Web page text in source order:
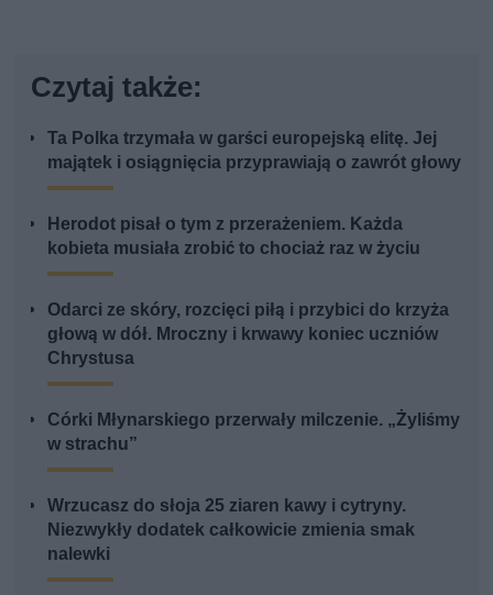
Czytaj także:
Ta Polka trzymała w garści europejską elitę. Jej
majątek i osiągnięcia przyprawiają o zawrót głowy
Herodot pisał o tym z przerażeniem. Każda
kobieta musiała zrobić to chociaż raz w życiu
Odarci ze skóry, rozcięci piłą i przybici do krzyża
głową w dół. Mroczny i krwawy koniec uczniów
Chrystusa
Córki Młynarskiego przerwały milczenie. „Żyliśmy
w strachu”
Wrzucasz do słoja 25 ziaren kawy i cytryny.
Niezwykły dodatek całkowicie zmienia smak
nalewki